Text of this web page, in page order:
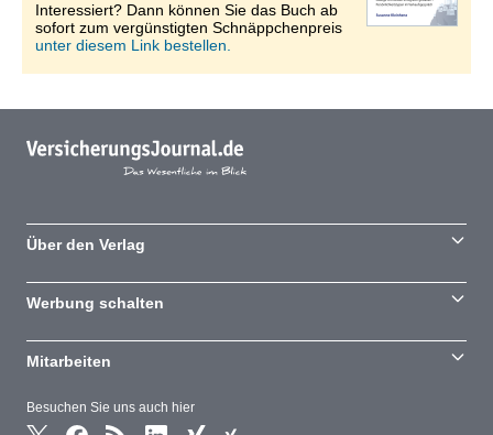
Interessiert? Dann können Sie das Buch ab
sofort zum vergünstigten Schnäppchenpreis
unter diesem Link bestellen.
Besuchen Sie uns auch hier
Über den Verlag
Werbung schalten
Mitarbeiten